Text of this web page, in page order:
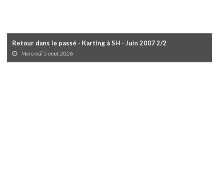
Retour dans le passé - Karting à SH - Juin 2007 2/2
Mercredi 5 août 2026